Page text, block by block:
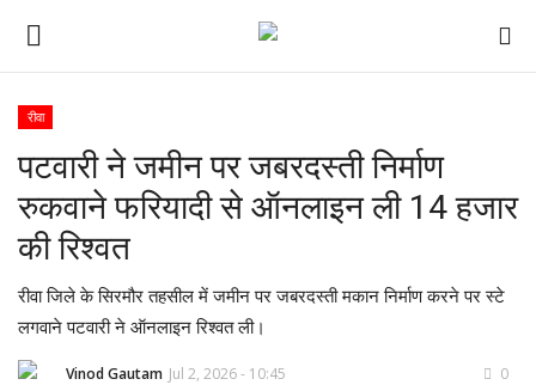
ई-पेपर
होम
Contact Us
रीवा
पटवारी ने जमीन पर जबरदस्ती निर्माण
रुकवाने फरियादी से ऑनलाइन ली 14 हजार
की रिश्वत
रीवा जिले के सिरमौर तहसील में जमीन पर जबरदस्ती मकान निर्माण करने पर स्टे
लगवाने पटवारी ने ऑनलाइन रिश्वत ली।
Vinod Gautam Jul 2, 2026 - 10:45 0